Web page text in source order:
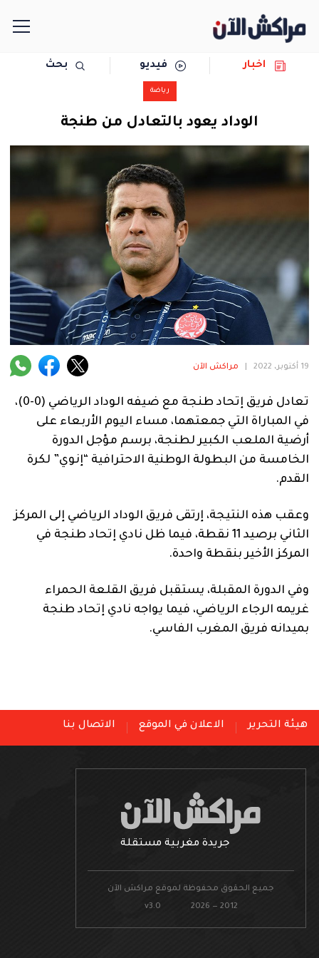
سياسة
فنية
اخبار فيديو بحث
رياضة
الوداد يعود بالتعادل من طنجة
19 أكتوبر، 2022 مراكش الآن
تعادل فريق إتحاد طنجة مع ضيفه الوداد الرياضي (0-0)،
في المباراة التي جمعتهما، مساء اليوم الأربعاء على
أرضية الملعب الكبير لطنجة، برسم مؤجل الدورة
الخامسة من البطولة الوطنية الاحترافية “إنوي” لكرة
القدم.
وعقب هذه النتيجة، إرتقى فريق الوداد الرياضي إلى المركز
الثاني برصيد 11 نقطة، فيما ظل نادي إتحاد طنجة في
المركز الأخير بنقطة واحدة.
وفي الدورة المقبلة، يستقبل فريق القلعة الحمراء
غريمه الرجاء الرياضي، فيما يواجه نادي إتحاد طنجة
بميدانه فريق المغرب الفاسي.
هيئة التحرير الاعلان في الموقع الاتصال بنا
جريدة مغربية مستقلة
جميع الحقوق محفوظة لموقع مراكش الآن
v3.0 2026 — 2012